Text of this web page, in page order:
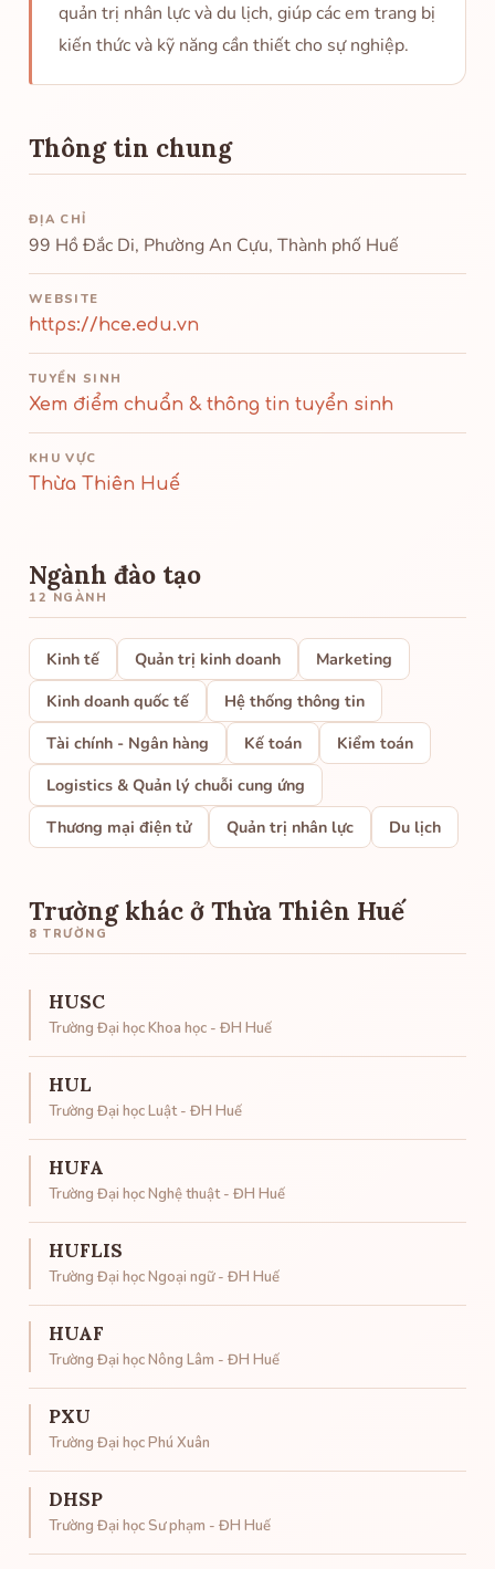
quản trị nhân lực và du lịch, giúp các em trang bị
kiến thức và kỹ năng cần thiết cho sự nghiệp.
Thông tin chung
ĐỊA CHỈ
99 Hồ Đắc Di, Phường An Cựu, Thành phố Huế
WEBSITE
https://hce.edu.vn
TUYỂN SINH
Xem điểm chuẩn & thông tin tuyển sinh
KHU VỰC
Thừa Thiên Huế
Ngành đào tạo
12 NGÀNH
Kinh tế Quản trị kinh doanh
Marketing
Kinh doanh quốc tế
Hệ thống thông tin
Tài chính - Ngân hàng
Kế toán
Kiểm toán
Logistics & Quản lý chuỗi cung ứng
Thương mại điện tử
Quản trị nhân lực Du lịch
Trường khác ở Thừa Thiên Huế
8 TRƯỜNG
HUSC
Trường Đại học Khoa học - ĐH Huế
HUL
Trường Đại học Luật - ĐH Huế
HUFA
Trường Đại học Nghệ thuật - ĐH Huế
HUFLIS
Trường Đại học Ngoại ngữ - ĐH Huế
HUAF
Trường Đại học Nông Lâm - ĐH Huế
PXU
Trường Đại học Phú Xuân
DHSP
Trường Đại học Sư phạm - ĐH Huế